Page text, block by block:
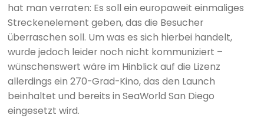
hat man verraten: Es soll ein europaweit einmaliges
Streckenelement geben, das die Besucher
überraschen soll. Um was es sich hierbei handelt,
wurde jedoch leider noch nicht kommuniziert –
wünschenswert wäre im Hinblick auf die Lizenz
allerdings ein 270-Grad-Kino, das den Launch
beinhaltet und bereits in SeaWorld San Diego
eingesetzt wird.